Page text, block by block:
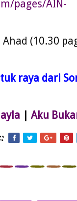
pages/AIN-
(10.30
raya dari
| Aku